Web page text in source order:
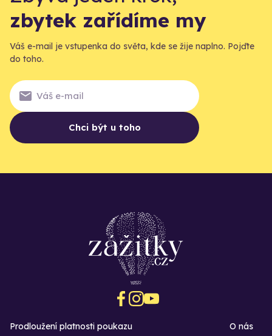
zbytek zařídíme my
Váš e-mail je vstupenka do světa, kde se žije naplno. Pojďte
do toho.
Chci být u toho
Prodloužení platnosti poukazu
O nás